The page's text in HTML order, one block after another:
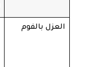
العزل بالفوم